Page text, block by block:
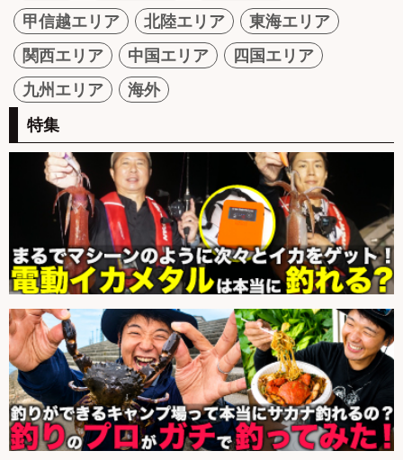
甲信越エリア
北陸エリア
東海エリア
関西エリア
中国エリア
四国エリア
九州エリア
海外
特集